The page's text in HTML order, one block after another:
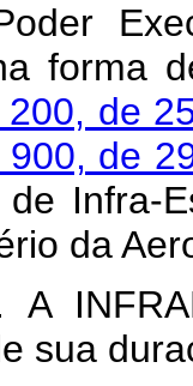
forma
de
de
Infra-
da
A
sua